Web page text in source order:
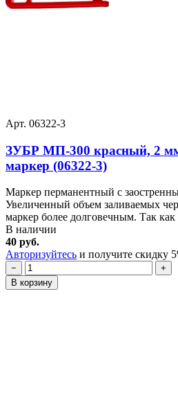
Арт. 06322-3
ЗУБР МП-300 красный, 2
маркер (06322-3)
Маркер перманентный с
Увеличенный объем заливаемых
маркер более долговечным. Так
В наличии
40 руб.
Авторизуйтесь и получите скидку
−
+
В корзину